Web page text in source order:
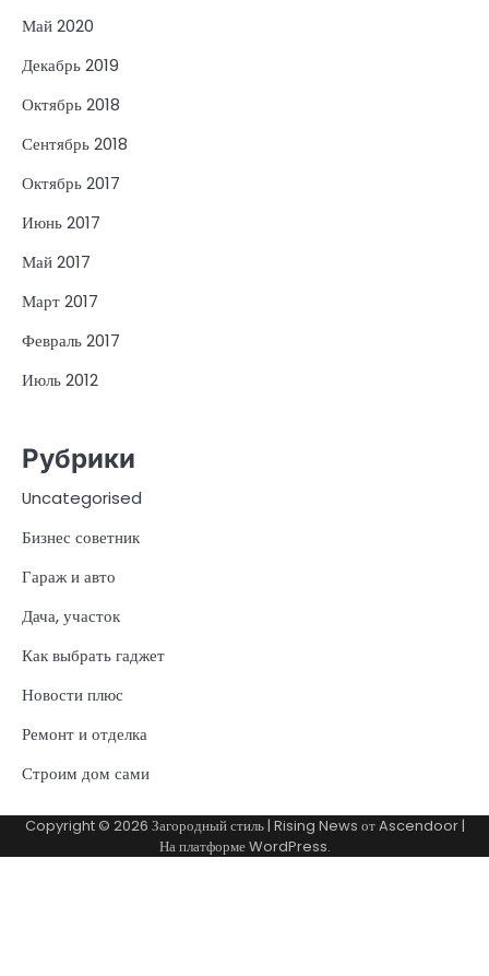
Май 2020
Декабрь 2019
Октябрь 2018
Сентябрь 2018
Октябрь 2017
Июнь 2017
Май 2017
Март 2017
Февраль 2017
Июль 2012
Рубрики
Uncategorised
Бизнес советник
Гараж и авто
Дача, участок
Как выбрать гаджет
Новости плюс
Ремонт и отделка
Строим дом сами
Copyright © 2026 Загородный стиль| Rising News отAscendoor|
На платформеWordPress.